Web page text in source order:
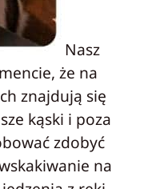
Nasz
że na
znajdują się
kąski i poza
zdobyć
na